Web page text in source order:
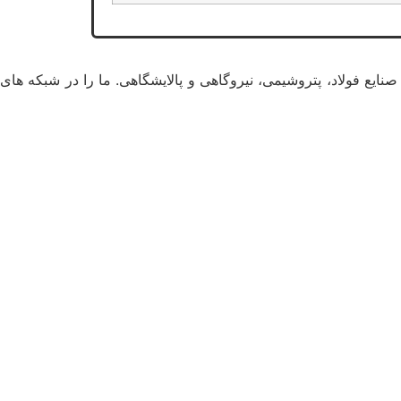
فولاد، پتروشیمی، نیروگاهی و پالایشگاهی. ما را در شبکه های